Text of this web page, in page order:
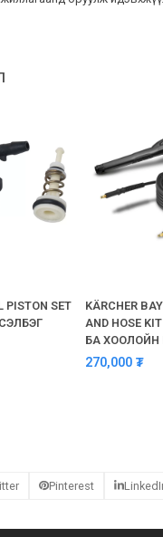
PISTON SET
KÄRCHER
AND HOSE
БА
270,000 ₮
Pinterest